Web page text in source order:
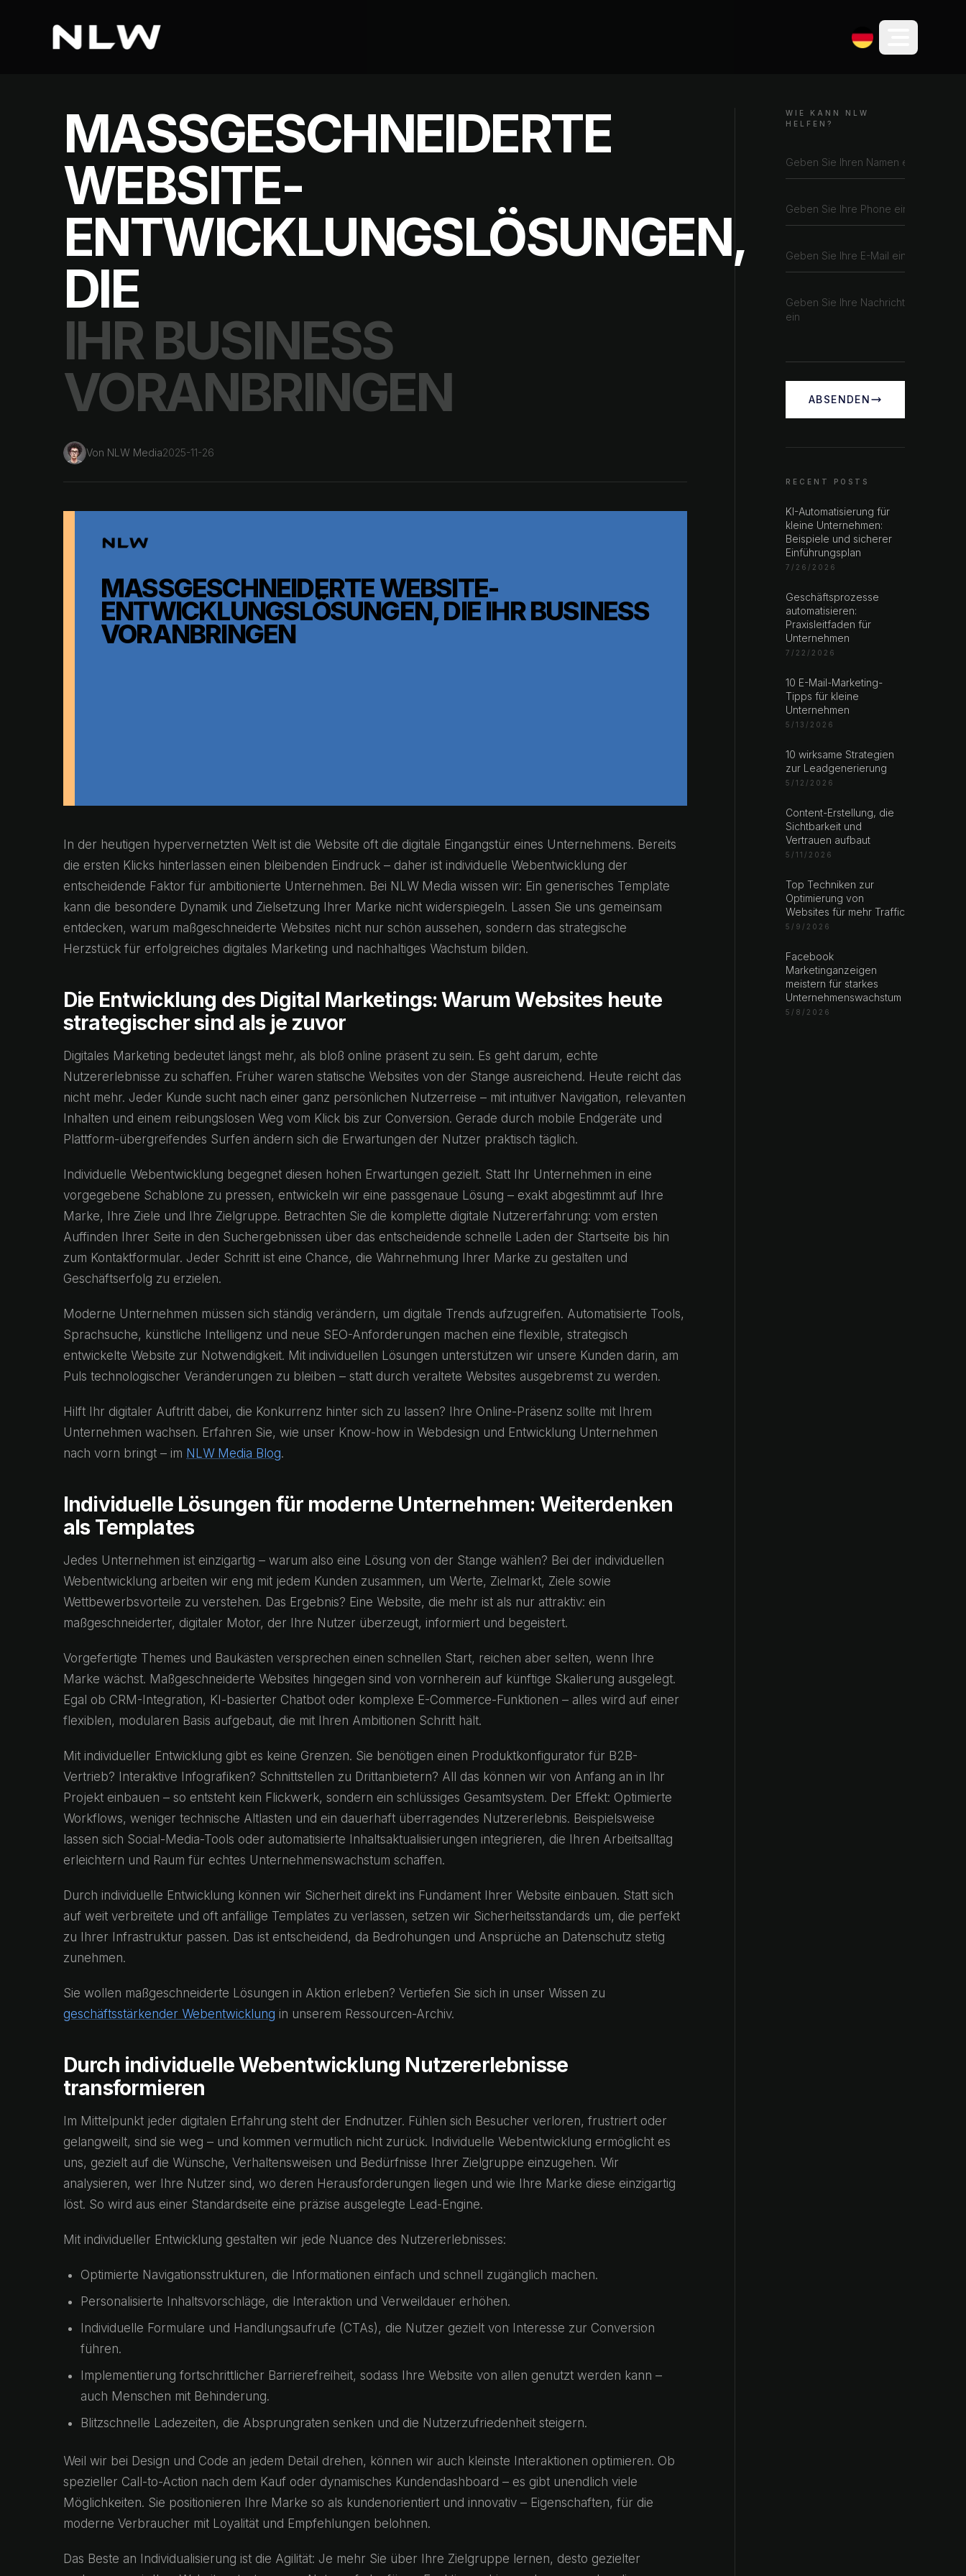
MASSGESCHNEIDERTE W
EBSITE-E
NTWICKLUNGSLÖSUNGEN, D
IE
IHR BUSINESS
VORANBRINGEN
Von NLW Media2025-11-26
MASSGESCHNEIDERTE WEBSITE-E
NTWICKLUNGSLÖSUNGEN, DIE IHR BUSINESS V
ORANBRINGEN
In der heutigen hypervernetzten Welt ist die Website oft die digitale Eingangstür eines Unternehmens. Bereits
die ersten Klicks hinterlassen einen bleibenden Eindruck – daher ist individuelle Webentwicklung der
entscheidende Faktor für ambitionierte Unternehmen. Bei NLW Media wissen wir: Ein generisches Template
kann die besondere Dynamik und Zielsetzung Ihrer Marke nicht widerspiegeln. Lassen Sie uns gemeinsam
entdecken, warum maßgeschneiderte Websites nicht nur schön aussehen, sondern das strategische
Herzstück für erfolgreiches digitales Marketing und nachhaltiges Wachstum bilden.
Die Entwicklung des Digital Marketings: Warum Websites heute
strategischer sind als je zuvor
Digitales Marketing bedeutet längst mehr, als bloß online präsent zu sein. Es geht darum, echte
Nutzererlebnisse zu schaffen. Früher waren statische Websites von der Stange ausreichend. Heute reicht das
nicht mehr. Jeder Kunde sucht nach einer ganz persönlichen Nutzerreise – mit intuitiver Navigation, relevanten
Inhalten und einem reibungslosen Weg vom Klick bis zur Conversion. Gerade durch mobile Endgeräte und
Plattform-übergreifendes Surfen ändern sich die Erwartungen der Nutzer praktisch täglich.
Individuelle Webentwicklung begegnet diesen hohen Erwartungen gezielt. Statt Ihr Unternehmen in eine
vorgegebene Schablone zu pressen, entwickeln wir eine passgenaue Lösung – exakt abgestimmt auf Ihre
Marke, Ihre Ziele und Ihre Zielgruppe. Betrachten Sie die komplette digitale Nutzererfahrung: vom ersten
Auffinden Ihrer Seite in den Suchergebnissen über das entscheidende schnelle Laden der Startseite bis hin
zum Kontaktformular. Jeder Schritt ist eine Chance, die Wahrnehmung Ihrer Marke zu gestalten und
Geschäftserfolg zu erzielen.
Moderne Unternehmen müssen sich ständig verändern, um digitale Trends aufzugreifen. Automatisierte Tools,
Sprachsuche, künstliche Intelligenz und neue SEO-Anforderungen machen eine flexible, strategisch
entwickelte Website zur Notwendigkeit. Mit individuellen Lösungen unterstützen wir unsere Kunden darin, am
Puls technologischer Veränderungen zu bleiben – statt durch veraltete Websites ausgebremst zu werden.
Hilft Ihr digitaler Auftritt dabei, die Konkurrenz hinter sich zu lassen? Ihre Online-Präsenz sollte mit Ihrem
Unternehmen wachsen. Erfahren Sie, wie unser Know-how in Webdesign und Entwicklung Unternehmen
nach vorn bringt – im NLW Media Blog.
Individuelle Lösungen für moderne Unternehmen: Weiterdenken
als Templates
Jedes Unternehmen ist einzigartig – warum also eine Lösung von der Stange wählen? Bei der individuellen
Webentwicklung arbeiten wir eng mit jedem Kunden zusammen, um Werte, Zielmarkt, Ziele sowie
Wettbewerbsvorteile zu verstehen. Das Ergebnis? Eine Website, die mehr ist als nur attraktiv: ein
maßgeschneiderter, digitaler Motor, der Ihre Nutzer überzeugt, informiert und begeistert.
Vorgefertigte Themes und Baukästen versprechen einen schnellen Start, reichen aber selten, wenn Ihre
Marke wächst. Maßgeschneiderte Websites hingegen sind von vornherein auf künftige Skalierung ausgelegt.
Egal ob CRM-Integration, KI-basierter Chatbot oder komplexe E-Commerce-Funktionen – alles wird auf einer
flexiblen, modularen Basis aufgebaut, die mit Ihren Ambitionen Schritt hält.
Mit individueller Entwicklung gibt es keine Grenzen. Sie benötigen einen Produktkonfigurator für B2B-
Vertrieb? Interaktive Infografiken? Schnittstellen zu Drittanbietern? All das können wir von Anfang an in Ihr
Projekt einbauen – so entsteht kein Flickwerk, sondern ein schlüssiges Gesamtsystem. Der Effekt: Optimierte
Workflows, weniger technische Altlasten und ein dauerhaft überragendes Nutzererlebnis. Beispielsweise
lassen sich Social-Media-Tools oder automatisierte Inhaltsaktualisierungen integrieren, die Ihren Arbeitsalltag
erleichtern und Raum für echtes Unternehmenswachstum schaffen.
Durch individuelle Entwicklung können wir Sicherheit direkt ins Fundament Ihrer Website einbauen. Statt sich
auf weit verbreitete und oft anfällige Templates zu verlassen, setzen wir Sicherheitsstandards um, die perfekt
zu Ihrer Infrastruktur passen. Das ist entscheidend, da Bedrohungen und Ansprüche an Datenschutz stetig
zunehmen.
Sie wollen maßgeschneiderte Lösungen in Aktion erleben? Vertiefen Sie sich in unser Wissen zu
geschäftsstärkender Webentwicklung in unserem Ressourcen-Archiv.
Durch individuelle Webentwicklung Nutzererlebnisse
transformieren
Im Mittelpunkt jeder digitalen Erfahrung steht der Endnutzer. Fühlen sich Besucher verloren, frustriert oder
gelangweilt, sind sie weg – und kommen vermutlich nicht zurück. Individuelle Webentwicklung ermöglicht es
uns, gezielt auf die Wünsche, Verhaltensweisen und Bedürfnisse Ihrer Zielgruppe einzugehen. Wir
analysieren, wer Ihre Nutzer sind, wo deren Herausforderungen liegen und wie Ihre Marke diese einzigartig
löst. So wird aus einer Standardseite eine präzise ausgelegte Lead-Engine.
Mit individueller Entwicklung gestalten wir jede Nuance des Nutzererlebnisses:
Optimierte Navigationsstrukturen, die Informationen einfach und schnell zugänglich machen.
Personalisierte Inhaltsvorschläge, die Interaktion und Verweildauer erhöhen.
Individuelle Formulare und Handlungsaufrufe (CTAs), die Nutzer gezielt von Interesse zur Conversion
führen.
Implementierung fortschrittlicher Barrierefreiheit, sodass Ihre Website von allen genutzt werden kann –
auch Menschen mit Behinderung.
Blitzschnelle Ladezeiten, die Absprungraten senken und die Nutzerzufriedenheit steigern.
Weil wir bei Design und Code an jedem Detail drehen, können wir auch kleinste Interaktionen optimieren. Ob
spezieller Call-to-Action nach dem Kauf oder dynamisches Kundendashboard – es gibt unendlich viele
Möglichkeiten. Sie positionieren Ihre Marke so als kundenorientiert und innovativ – Eigenschaften, für die
moderne Verbraucher mit Loyalität und Empfehlungen belohnen.
Das Beste an Individualisierung ist die Agilität: Je mehr Sie über Ihre Zielgruppe lernen, desto gezielter
WIE KANN NLW
HELFEN?
ABSENDEN
RECENT POSTS
KI-Automatisierung für
kleine Unternehmen:
Beispiele und sicherer
Einführungsplan
7/26/2026
Geschäftsprozesse
automatisieren:
Praxisleitfaden für
Unternehmen
7/22/2026
10 E-Mail-Marketing-
Tipps für kleine
Unternehmen
5/13/2026
10 wirksame Strategien
zur Leadgenerierung
5/12/2026
Content-Erstellung, die
Sichtbarkeit und
Vertrauen aufbaut
5/11/2026
Top Techniken zur
Optimierung von
Websites für mehr Traffic
5/9/2026
Facebook
Marketinganzeigen
meistern für starkes
Unternehmenswachstum
5/8/2026